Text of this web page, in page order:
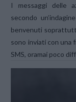
I messaggi delle
secondo
benvenuti
sono inviati con una
SMS, oramai poco